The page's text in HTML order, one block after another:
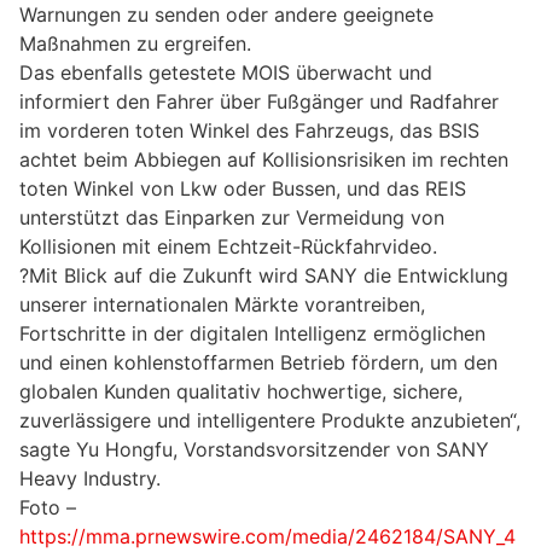
Warnungen zu senden oder andere geeignete
Maßnahmen zu ergreifen.
Das ebenfalls getestete MOIS überwacht und
informiert den Fahrer über Fußgänger und Radfahrer
im vorderen toten Winkel des Fahrzeugs, das BSIS
achtet beim Abbiegen auf Kollisionsrisiken im rechten
toten Winkel von Lkw oder Bussen, und das REIS
unterstützt das Einparken zur Vermeidung von
Kollisionen mit einem Echtzeit-Rückfahrvideo.
?Mit Blick auf die Zukunft wird SANY die Entwicklung
unserer internationalen Märkte vorantreiben,
Fortschritte in der digitalen Intelligenz ermöglichen
und einen kohlenstoffarmen Betrieb fördern, um den
globalen Kunden qualitativ hochwertige, sichere,
zuverlässigere und intelligentere Produkte anzubieten“,
sagte Yu Hongfu, Vorstandsvorsitzender von SANY
Heavy Industry.
Foto –
https://mma.prnewswire.com/media/2462184/SANY_4